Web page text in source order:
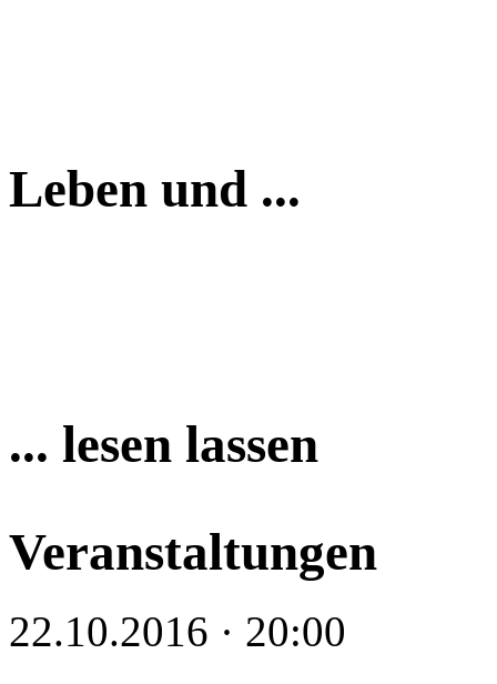
Leben und ...
... lesen lassen
Veranstaltungen
22.10.2016 · 20:00